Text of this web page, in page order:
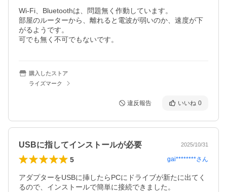
Wi-Fi、Bluetoothは、問題無く作動しています。
部屋のルーターから、離れると電波が弱いのか、速度が下
がるようです。
可でも無く不可でもないです。
購入したストア
ライズマーク
違反報告 いいね 0
USBに指してインストールが必要 2025/10/31
5 gai********さん
アダプターをUSBに挿したらPCにドライブが新たに出てく
るので、インストールで簡単に接続できました。